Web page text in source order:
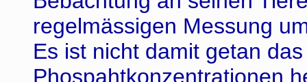
regelmässigen Messung
Es ist nicht damit getan
Phospahtkonzentrationen